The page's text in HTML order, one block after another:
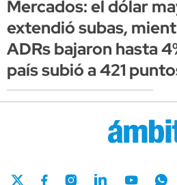
Mercados: el dólar
extendió subas,
ADRs bajaron hasta
país subió a 421